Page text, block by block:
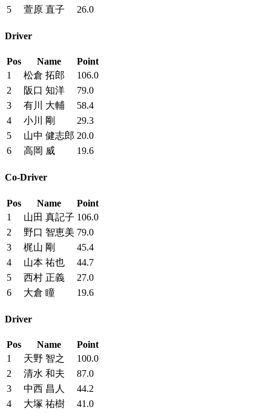
5 萱原 直子 26.0
Driver
Pos Name
Point
1
松倉 拓郎
106.0
2
阪口 知洋
79.0
3
有川 大輔
58.4
4
小川 剛
29.3
5
山中 健志郎 20.0
6
高岡 威 19.6
Co-Driver
Pos Name
Point
1
山田 真記子 106.0
2
野口 智恵美 79.0
3
梶山 剛
45.4
4
山本 祐也
44.7
5
西村 正義
27.0
6
大倉 瞳 19.6
Driver
Pos Name
Point
1
天野 智之
100.0
2
清水 和夫
87.0
3
中西 昌人
44.2
4
大塚 祐樹
41.0